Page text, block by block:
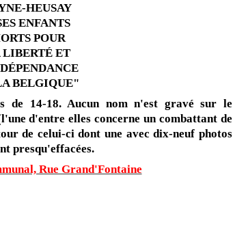
HEUSAY
ENFANTS
POUR
LIBERTÉ ET
BELGIQUE"
de 14-18. Aucun nom n'est gravé sur le
d'entre elles concerne un combattant de
de celui-ci dont une avec dix-neuf photos
presqu'effacées.
Rue Grand'Fontaine